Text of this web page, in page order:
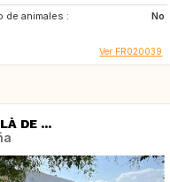
de animales :
No
Ver FR020039
DE ...